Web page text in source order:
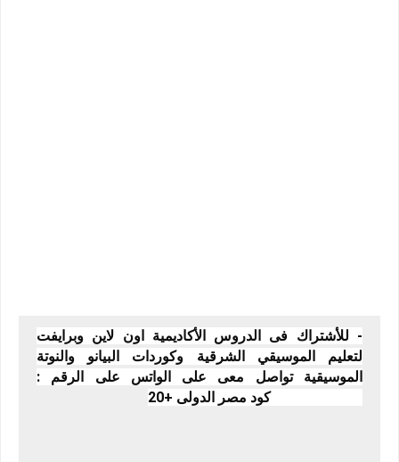
- للأشتراك فى الدروس الأكاديمية اون لاين وبرايفت
لتعليم الموسيقي الشرقية وكوردات البيانو والنوتة
الموسيقية تواصل معى على الواتس على الرقم :